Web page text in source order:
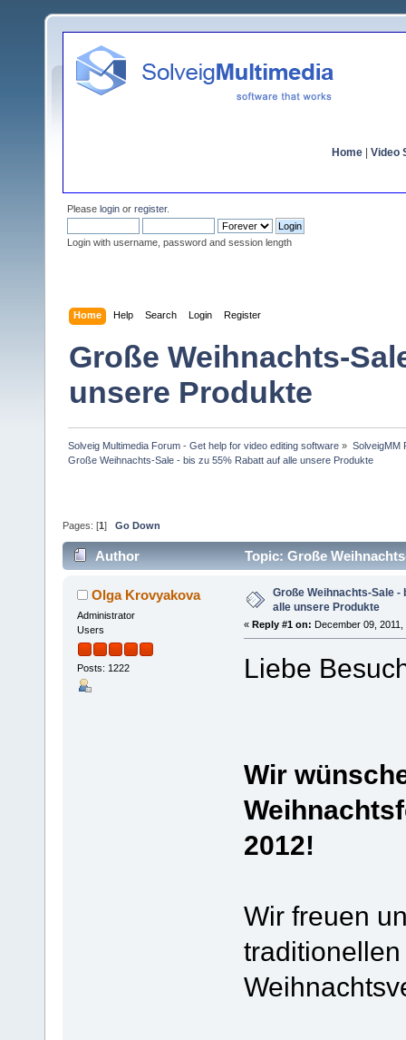
Home Video
Please login or register.
Login with username, password and session length
Home Help Search Login Register
Große Weihnachts-
unsere Produkte
Solveig Multimedia Forum - Get help for video editing software » SolveigMM
Große Weihnachts-Sale - bis zu 55% Rabatt auf alle unsere Produkte
Pages: [1 ] Go Down
Author
Topic: Große
Olga Krovyakova
Administrator
Users
Posts: 1222
Große Weihnachts-Sale -
alle unsere Produkte
« Reply #1 on: December 09, 2011,
Liebe
Wir
2012!
Wir freuen